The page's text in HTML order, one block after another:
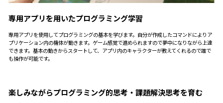
専用アプリを用いたプログラミング学習
専用アプリを使用してプログラミングの基本を学びます。自分が作成したコマンドによりア
プリケーション内の機体が動きます。ゲーム感覚で進められますので夢中になりながら上達
できます。基本の動きからスタートして、アプリ内のキャラクターが教えてくれるので誰で
も操作が可能です。
楽しみながらプログラミング的思考・課題解決思考を育む